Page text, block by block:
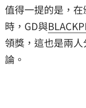
值得一提的是，
時，GD與
領獎，這也是兩
論。